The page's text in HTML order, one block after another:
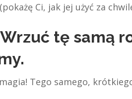
Ci, jak jej użyć za
tę samą
Tego samego,